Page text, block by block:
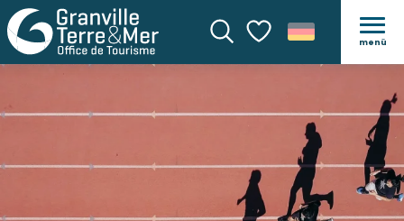
SucheVoir les favoris
menü